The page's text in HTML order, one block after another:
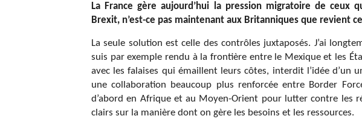
La France gère aujourd’hui la pression migratoire de ceux
Brexit, n’est-ce pas maintenant aux Britanniques que revient
La seule solution est celle des contrôles juxtaposés. J’ai
suis par exemple rendu à la frontière entre le Mexique et les
avec les falaises qui émaillent leurs côtes, interdit l’idée d’un
une collaboration beaucoup plus renforcée entre Border
d’abord en Afrique et au Moyen-Orient pour lutter contre les
clairs sur la manière dont on gère les besoins et les ressources.